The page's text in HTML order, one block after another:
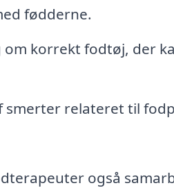
fødderne.
om korrekt fodtøj, der
smerter relateret til
også